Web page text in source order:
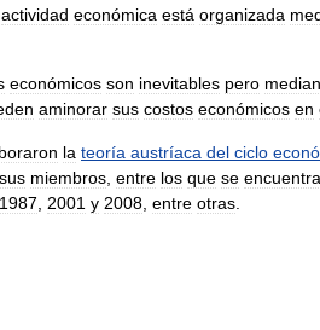
actividad económica está organizada
económicos son inevitables pero
aminorar sus costos económicos en
la teoría austríaca del ciclo
sus miembros entre los que se encuentra
1987 2001 y 2008 entre otras